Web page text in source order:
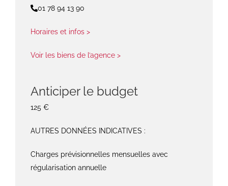
01 78 94 13 90
Horaires et infos >
Voir les biens de l’agence >
Anticiper le budget
125 €
AUTRES DONNÉES INDICATIVES :
Charges prévisionnelles mensuelles avec
régularisation annuelle